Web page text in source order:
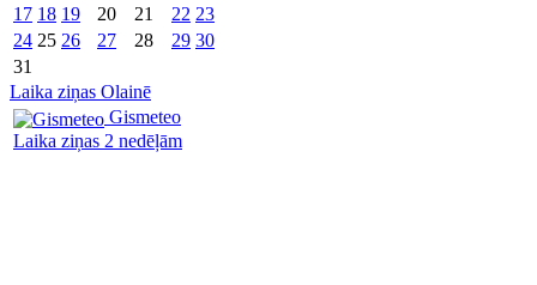
17 18 19 20 21 22 23
24 25 26 27 28 29 30
31
Laika ziņas Olainē
Gismeteo
Laika ziņas 2 nedēļām